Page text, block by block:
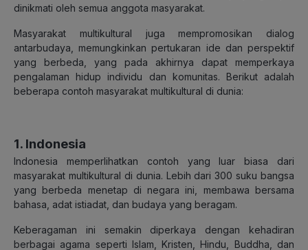
dinikmati oleh semua anggota masyarakat.
Masyarakat multikultural juga mempromosikan dialog
antarbudaya, memungkinkan pertukaran ide dan perspektif
yang berbeda, yang pada akhirnya dapat memperkaya
pengalaman hidup individu dan komunitas. Berikut adalah
beberapa contoh masyarakat multikultural di dunia:
1. Indonesia
Indonesia memperlihatkan contoh yang luar biasa dari
masyarakat multikultural di dunia. Lebih dari 300 suku bangsa
yang berbeda menetap di negara ini, membawa bersama
bahasa, adat istiadat, dan budaya yang beragam.
Keberagaman ini semakin diperkaya dengan kehadiran
berbagai agama seperti Islam, Kristen, Hindu, Buddha, dan